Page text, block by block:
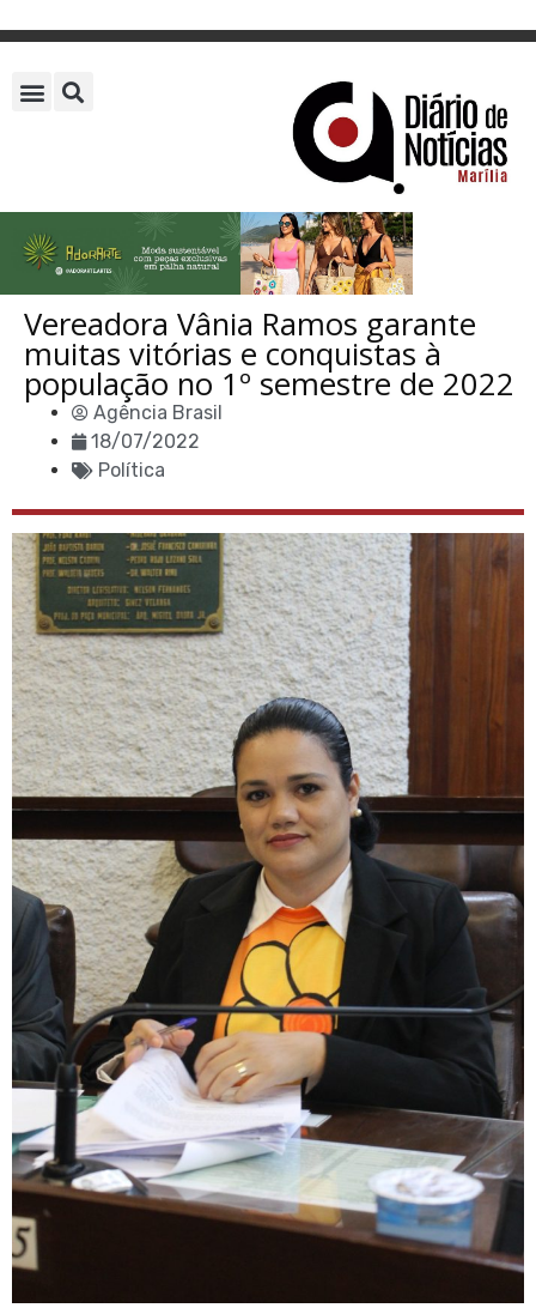
Vereadora Vânia Ramos garante
muitas vitórias e conquistas à
população no 1º semestre de 2022
Agência Brasil
18/07/2022
Política